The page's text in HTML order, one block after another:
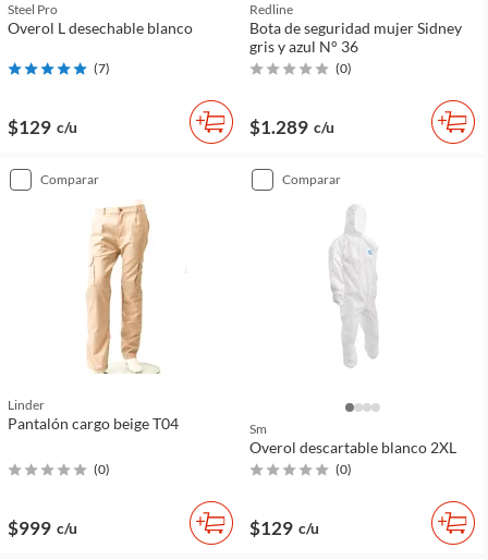
Steel Pro
Overol L desechable blanco
(7)
$129 c/u
Redline
Bota de seguridad mujer Sidney
gris y azul N° 36
(0)
$1.289 c/u
comparar
Linder
Pantalón cargo beige T04
(0)
$999 c/u
comparar
Sm
Overol descartable blanco 2XL
(0)
$129 c/u